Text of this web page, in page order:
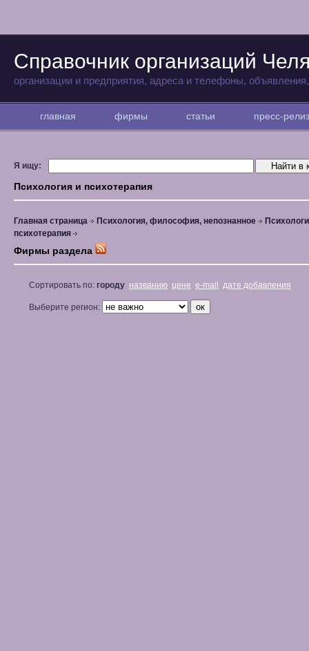
Справочник организаций
организации и предприятия, адреса и телефоны,
главная фирмы статьи пресс-
Я ищу:
Психология и психотерапия
Главная страница Психология, философия, непознанное
психотерапия
Фирмы раздела
Сортировать по: городу названию цене e-mail дате добавления
Выберите регион: